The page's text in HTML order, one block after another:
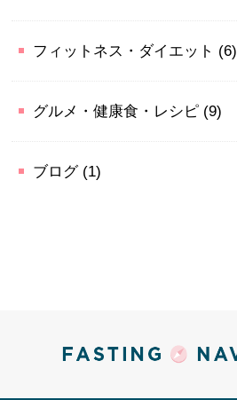
フィットネス・ダイエット (6)
グルメ・健康食・レシピ (9)
ブログ(1)